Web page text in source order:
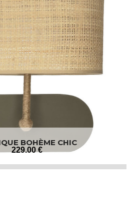
BOHÈME CHIC
229.00 €